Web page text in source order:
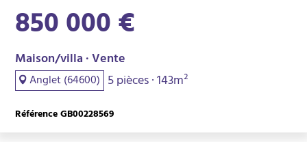
Maison/villa · Vente
Anglet (64600) 5 pièces · 143m²
850 000 €
Référence GB00228569